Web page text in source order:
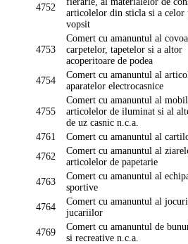
4752
articolelor din sticla si a celor
vopsit
4753
Comert cu amanuntul al
carpetelor, tapetelor si a altor
acoperitoare de podea
4754
Comert cu amanuntul al
aparatelor electrocasnice
4755
Comert cu amanuntul al
articolelor de iluminat si al
de uz casnic n.c.a.
4761 Comert cu amanuntul al
4762
Comert cu amanuntul al
articolelor de papetarie
4763
Comert cu amanuntul al
sportive
4764
Comert cu amanuntul al
jucariilor
4769
Comert cu amanuntul de
si recreative n.c.a.